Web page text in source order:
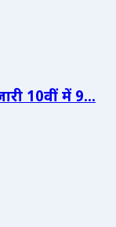
10वीं में 9...